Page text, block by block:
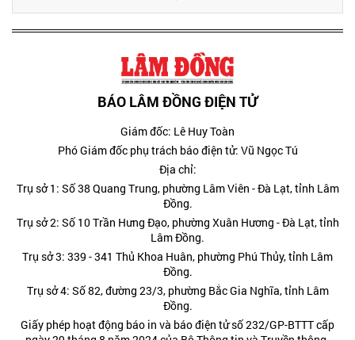
BÁO LÂM ĐỒNG ĐIỆN TỬ
Giám đốc: Lê Huy Toàn
Phó Giám đốc phụ trách báo điện tử: Vũ Ngọc Tú
Địa chỉ:
Trụ sở 1: Số 38 Quang Trung, phường Lâm Viên - Đà Lạt, tỉnh Lâm
Đồng.
Trụ sở 2: Số 10 Trần Hưng Đạo, phường Xuân Hương - Đà Lạt, tỉnh
Lâm Đồng.
Trụ sở 3: 339 - 341 Thủ Khoa Huân, phường Phú Thủy, tỉnh Lâm
Đồng.
Trụ sở 4: Số 82, đường 23/3, phường Bắc Gia Nghĩa, tỉnh Lâm
Đồng.
Giấy phép hoạt động báo in và báo điện tử số 232/GP-BTTT cấp